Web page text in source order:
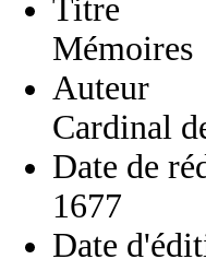
Titre
Mémoires
Auteur
Cardinal
Date de
1677
Date